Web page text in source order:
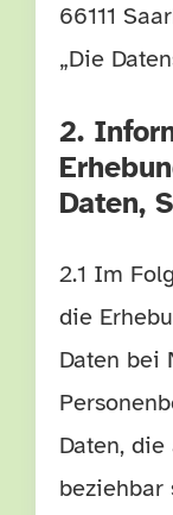
66111
„Die
2.
Daten,
2.1 Im
die
Daten bei
Daten,
beziehbar